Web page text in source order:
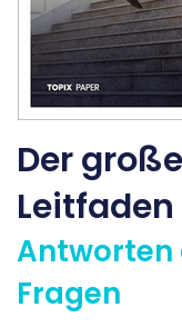
Der
Leitfaden
Antworten
Fragen